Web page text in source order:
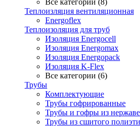
Все категории (8)
Теплоизляция вентиляционная
Energoflex
Теплоизоляция для труб
Изоляция Energocell
Изоляция Energomax
Изоляция Energopack
Изоляция K-Flex
Все категории (6)
Трубы
Комплектующие
Трубы гофрированные
Трубы и гофры из
Трубы из сшитого